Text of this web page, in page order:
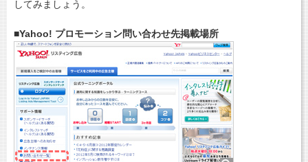
してみましょう。
■Yahoo! プロモーション問い合わせ先掲載場所